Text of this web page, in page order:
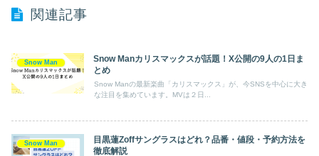
関連記事
Snow Man
Snow Manカリスマックスが話題！X公開の9人の1日ま
とめ
Snow Manの最新楽曲「カリスマックス」が、今SNSを中心に大き
な注目を集めています。MVは２日...
Snow Man
目黒蓮Zoffサングラスはどれ？品番・値段・予約方法を
徹底解説